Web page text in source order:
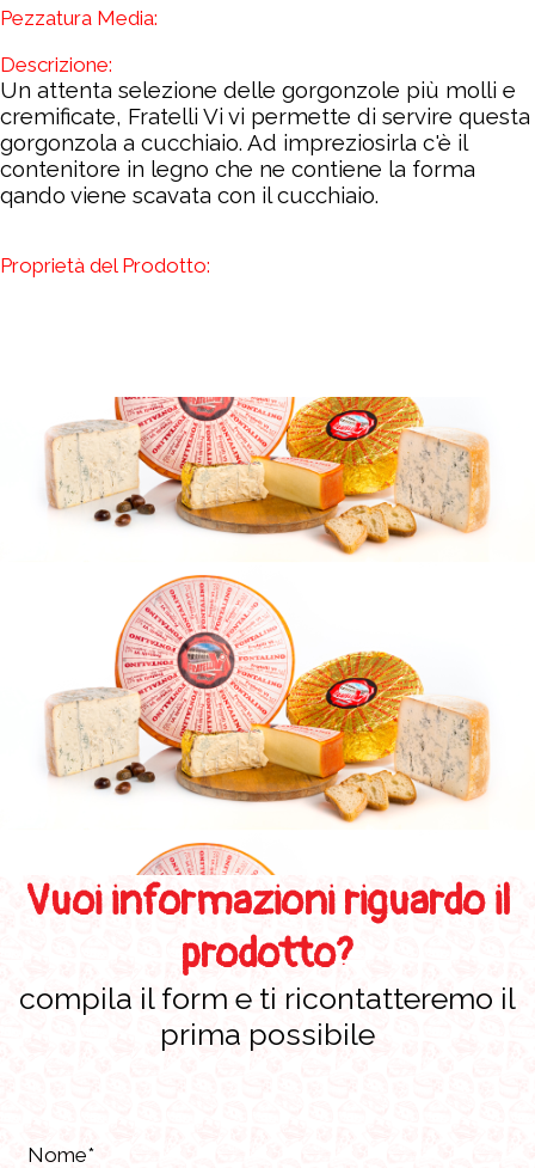
Pezzatura Media:
Descrizione:
Un attenta selezione delle gorgonzole più molli e
cremificate, Fratelli Vi vi permette di servire questa
gorgonzola a cucchiaio. Ad impreziosirla c'è il
contenitore in legno che ne contiene la forma
qando viene scavata con il cucchiaio.
Proprietà del Prodotto:
Vuoi informazioni riguardo il
prodotto?
compila il form e ti ricontatteremo il
prima possibile